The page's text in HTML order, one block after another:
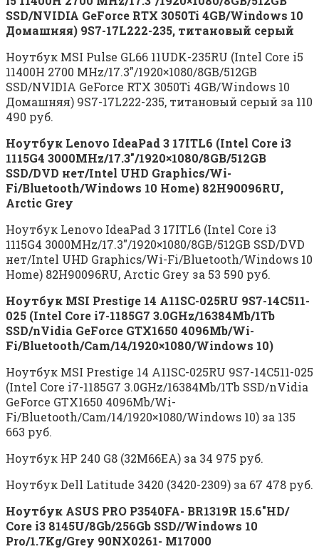
SSD/NVIDIA GeForce RTX 3050Ti 4GB/Windows 10
Домашняя) 9S7-17L222-235, титановый серый
Ноутбук MSI Pulse GL66 11UDK-235RU (Intel Core i5
11400H 2700 MHz/17.3″/1920×1080/8GB/512GB
SSD/NVIDIA GeForce RTX 3050Ti 4GB/Windows 10
Домашняя) 9S7-17L222-235, титановый серый за 110
490 руб.
Ноутбук Lenovo IdeaPad 3 17ITL6 (Intel Core i3
1115G4 3000MHz/17.3″/1920×1080/8GB/512GB
SSD/DVD нет/Intel UHD Graphics/Wi-
Fi/Bluetooth/Windows 10 Home) 82H90096RU,
Arctic Grey
Ноутбук Lenovo IdeaPad 3 17ITL6 (Intel Core i3
1115G4 3000MHz/17.3″/1920×1080/8GB/512GB SSD/DVD
нет/Intel UHD Graphics/Wi-Fi/Bluetooth/Windows 10
Home) 82H90096RU, Arctic Grey за 53 590 руб.
Ноутбук MSI Prestige 14 A11SC-025RU 9S7-14C511-
025 (Intel Core i7-1185G7 3.0GHz/16384Mb/1Tb
SSD/nVidia GeForce GTX1650 4096Mb/Wi-
Fi/Bluetooth/Cam/14/1920×1080/Windows 10)
Ноутбук MSI Prestige 14 A11SC-025RU 9S7-14C511-025
(Intel Core i7-1185G7 3.0GHz/16384Mb/1Tb SSD/nVidia
GeForce GTX1650 4096Mb/Wi-
Fi/Bluetooth/Cam/14/1920×1080/Windows 10) за 135
663 руб.
Ноутбук HP 240 G8 (32M66EA) за 34 975 руб.
Ноутбук Dell Latitude 3420 (3420-2309) за 67 478 руб.
Ноутбук ASUS PRO P3540FA- BR1319R 15.6″HD/
Core i3 8145U/8Gb/256Gb SSD//Windows 10
Pro/1.7Kg/Grey 90NX0261- M17000